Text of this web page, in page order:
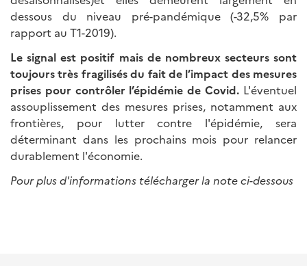
dessous du niveau pré-pandémique (-32,5% par
rapport au T1-2019).
Le signal est positif mais de nombreux secteurs sont
toujours très fragilisés du fait de l’impact des mesures
prises pour contrôler l’épidémie de Covid. L'éventuel
assouplissement des mesures prises, notamment aux
frontières, pour lutter contre l'épidémie, sera
déterminant dans les prochains mois pour relancer
durablement l'économie.
Pour plus d'informations télécharger la note ci-dessous